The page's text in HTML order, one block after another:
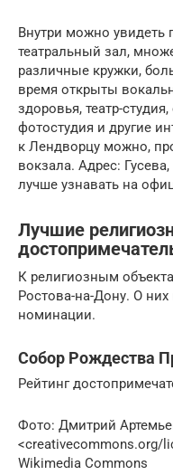
Внутри можно увидеть
театральный зал,
различные кружки,
время открыты
здоровья, театр-
фотостудия и другие
к Лендворцу можно,
вокзала. Адрес:
лучше узнавать на
Лучшие
К религиозным
Ростова-на-Дону. О
номинации.
Собор Рождества
Рейтинг
Фото: Дмитрий
<creativecommons.org/
Wikimedia Commons